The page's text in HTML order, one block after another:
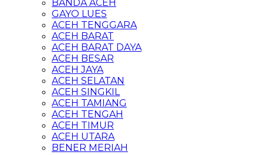
BANDA ACEH
GAYO LUES
ACEH TENGGARA
ACEH BARAT
ACEH BARAT DAYA
ACEH BESAR
ACEH JAYA
ACEH SELATAN
ACEH SINGKIL
ACEH TAMIANG
ACEH TENGAH
ACEH TIMUR
ACEH UTARA
BENER MERIAH